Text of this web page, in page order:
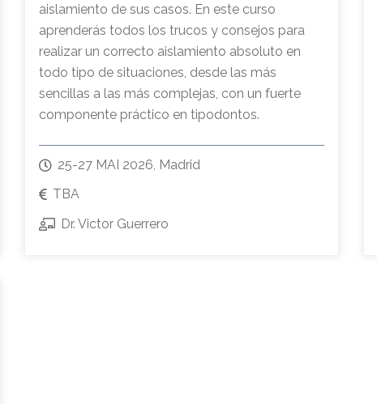
aislamiento de sus casos. En este curso
aprenderás todos los trucos y consejos para
realizar un correcto aislamiento absoluto en
todo tipo de situaciones, desde las más
sencillas a las más complejas, con un fuerte
componente práctico en tipodontos.
25-27 MAI 2026, Madrid
TBA
Dr. Victor Guerrero